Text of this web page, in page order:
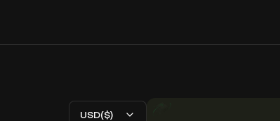
USD($)